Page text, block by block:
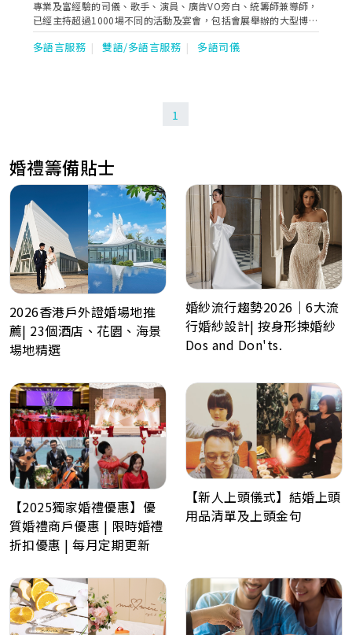
專業及富經驗的司儀、歌手、演員、廣告VO旁白、統籌師兼導師，
已經主持超過1000場不同的活動及宴會，包括會展舉辦的大型博覽
活動、產品發佈會、商場活動、醫療講座、婚宴、週年晚宴、親子
活動、嘉年華會、頒獎典禮、歌唱比賽、Blogger活動、慈善表
多語言服務 雙語/多語言服務 多語司儀
1
婚禮籌備貼士
2026香港戶外證婚場地推
薦| 23個酒店、花園、海景
場地精選
婚紗流行趨勢2026｜6大流
行婚紗設計| 按身形揀婚紗
Dos and Don'ts.
【2025獨家婚禮優惠】優
質婚禮商戶優惠 | 限時婚禮
折扣優惠 | 每月定期更新
【新人上頭儀式】結婚上頭
用品清單及上頭金句